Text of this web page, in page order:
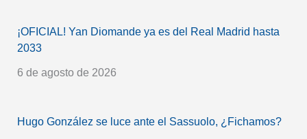
¡OFICIAL! Yan Diomande ya es del Real Madrid hasta
2033
6 de agosto de 2026
Hugo González se luce ante el Sassuolo, ¿Fichamos?